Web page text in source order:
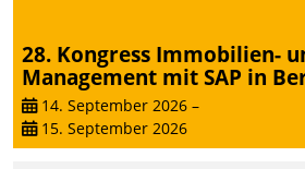
28. Kongress Immobilien-
Management mit SAP in
14. September 2026 –
15. September 2026